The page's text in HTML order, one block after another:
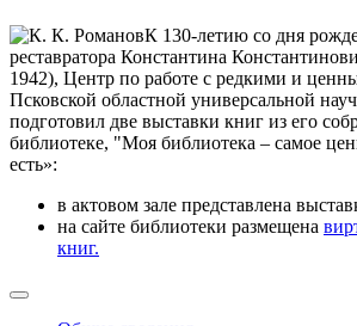
К 130-летию со дня
реставратора Константина
1942), Центр по работе с редкими и
Псковской областной универсальной
подготовил две выставки книг из его
библиотеке, "Моя библиотека – самое
есть»:
в актовом зале представлена
на сайте библиотеки размещена
книг.